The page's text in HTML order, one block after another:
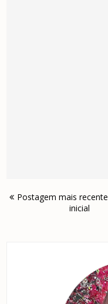
Postagem mais recente
inicial